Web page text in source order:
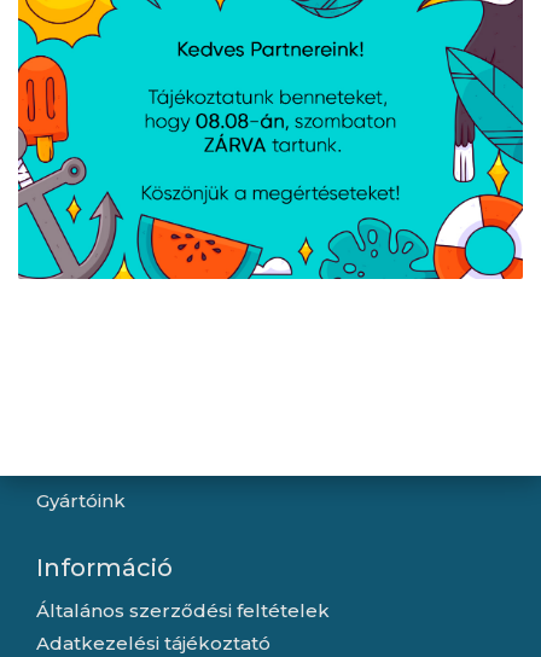
Lenovo Dual Display
Travel Dock - Eclipse
Black
Lenovo ThinkPad Smart
Dock G2 7500 - 135W -
Eclipse Black
Gyártóink
Információ
Általános szerződési feltételek
Adatkezelési tájékoztató